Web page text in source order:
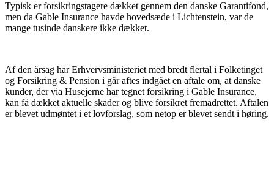
Typisk er forsikringstagere dækket gennem den danske Garantifond,
men da Gable Insurance havde hovedsæde i Lichtenstein, var de
mange tusinde danskere ikke dækket.
Af den årsag har Erhvervsministeriet med bredt flertal i Folketinget
og Forsikring & Pension i går aftes indgået en aftale om, at danske
kunder, der via Husejerne har tegnet forsikring i Gable Insurance,
kan få dækket aktuelle skader og blive forsikret fremadrettet. Aftalen
er blevet udmøntet i et lovforslag, som netop er blevet sendt i høring.